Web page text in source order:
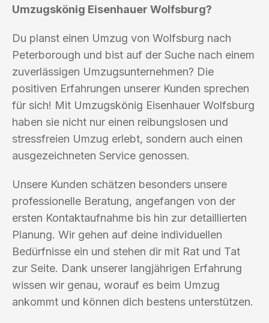
Umzugskönig Eisenhauer Wolfsburg?
Du planst einen Umzug von Wolfsburg nach
Peterborough und bist auf der Suche nach einem
zuverlässigen Umzugsunternehmen? Die
positiven Erfahrungen unserer Kunden sprechen
für sich! Mit Umzugskönig Eisenhauer Wolfsburg
haben sie nicht nur einen reibungslosen und
stressfreien Umzug erlebt, sondern auch einen
ausgezeichneten Service genossen.
Unsere Kunden schätzen besonders unsere
professionelle Beratung, angefangen von der
ersten Kontaktaufnahme bis hin zur detaillierten
Planung. Wir gehen auf deine individuellen
Bedürfnisse ein und stehen dir mit Rat und Tat
zur Seite. Dank unserer langjährigen Erfahrung
wissen wir genau, worauf es beim Umzug
ankommt und können dich bestens unterstützen.